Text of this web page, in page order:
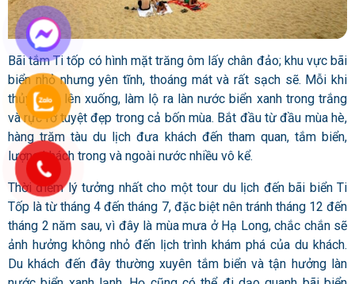
Bãi tắm Ti tốp có hình mặt trăng ôm lấy chân đảo; khu vực bãi
biển nhỏ nhưng yên tĩnh, thoáng mát và rất sạch sẽ. Mỗi khi
thủy triều lên xuống, làm lộ ra làn nước biển xanh trong trắng
và rực rỡ tuyệt đẹp trong cả bốn mùa. Bắt đầu từ đầu mùa hè,
hàng trăm tàu ​​du lịch đưa khách đến tham quan, tắm biển,
lượng khách trong và ngoài nước nhiều vô kể.
Thời điểm lý tưởng nhất cho một tour du lịch đến bãi biển Ti
Tốp là từ tháng 4 đến tháng 7, đặc biệt nên tránh tháng 12 đến
tháng 2 năm sau, vì đây là mùa mưa ở Hạ Long, chắc chắn sẽ
ảnh hưởng không nhỏ đến lịch trình khám phá của du khách.
Du khách đến đây thường xuyên tắm biển và tận hưởng làn